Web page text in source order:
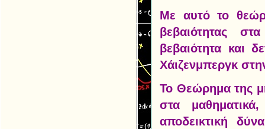
Με αυτό το
βεβαιότητας
βεβαιότητα και
Χάιζενμπεργκ
Το Θεώρημα της
στα
αποδεικτική